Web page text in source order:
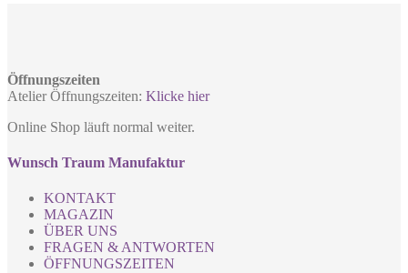
Öffnungszeiten
Atelier Öffnungszeiten: Klicke hier
Online Shop läuft normal weiter.
Wunsch Traum Manufaktur
KONTAKT
MAGAZIN
ÜBER UNS
FRAGEN & ANTWORTEN
ÖFFNUNGSZEITEN